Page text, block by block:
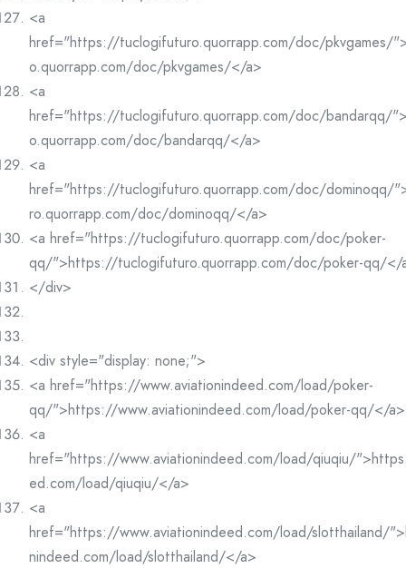
<a
href="https://tuclogifuturo.quorrapp.com/doc/pkvgames/
o.quorrapp.com/doc/pkvgames/</a>
<a
href="https://tuclogifuturo.quorrapp.com/doc/bandarqq/
o.quorrapp.com/doc/bandarqq/</a>
<a
href="https://tuclogifuturo.quorrapp.com/doc/dominoqq/
ro.quorrapp.com/doc/dominoqq/</a>
<a href="https://tuclogifuturo.quorrapp.com/doc/poker-
qq/">https://tuclogifuturo.quorrapp.com/doc/poker-qq/</
</div>
<div style="display: none;">
<a href="https://www.aviationindeed.com/load/poker-
qq/">https://www.aviationindeed.com/load/poker-qq/</a>
<a
href="https://www.aviationindeed.com/load/qiuqiu/
ed.com/load/qiuqiu/</a>
<a
href="https://www.aviationindeed.com/load/slotthailand/
nindeed.com/load/slotthailand/</a>